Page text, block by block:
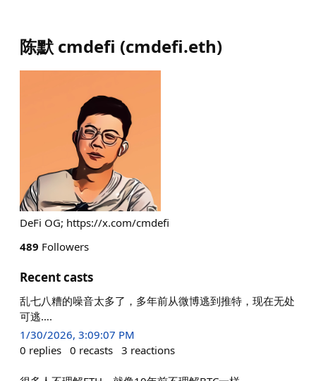
陈默 cmdefi (cmdefi.eth)
DeFi OG; https://x.com/cmdefi
489 Followers
Recent casts
乱七八糟的噪音太多了，多年前从微博逃到推特，现在无处
可逃….
1/30/2026, 3:09:07 PM
0 replies 0 recasts 3 reactions